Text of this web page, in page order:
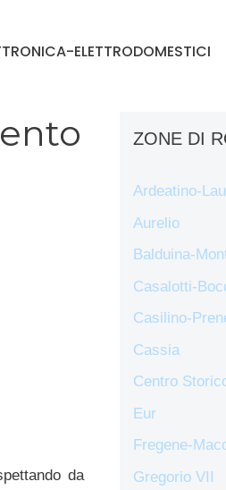
ELETTRODOMESTICI
da
ZONE DI
Ardeatino-
Aurelio
Balduina-
Casalotti-
Casilino-
Cassia
Centro
Eur
Fregene-
Gregorio VII